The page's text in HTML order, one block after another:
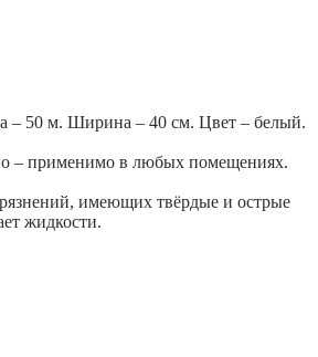
– 50 м. Ширина – 40 см. Цвет – белый.
– применимо в любых помещениях.
имеющих твёрдые и острые
жидкости.